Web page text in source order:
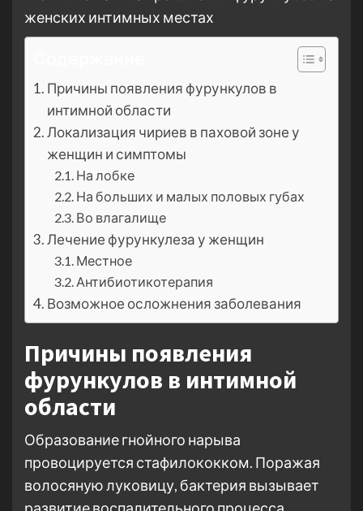
Причины появления фурункулов в
интимной области
Локализация чириев в паховой зоне у
женщин и симптомы
На лобке
На больших и малых половых губах
Во влагалище
Лечение фурункулеза у женщин
Местное
Антибиотикотерапия
Возможное осложнения заболевания
Причины появления
фурункулов в интимной
области
Образование гнойного нарыва
провоцируется стафилококком. Поражая
волосяную луковицу, бактерия вызывает